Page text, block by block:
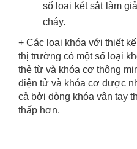
số loại két sắt làm
cháy.
+ Các loại khóa với thiết
thị trường có một số loại
thẻ từ và khóa cơ thông
điện tử và khóa cơ được
cả bởi dòng khóa vân tay
thấp hơn.